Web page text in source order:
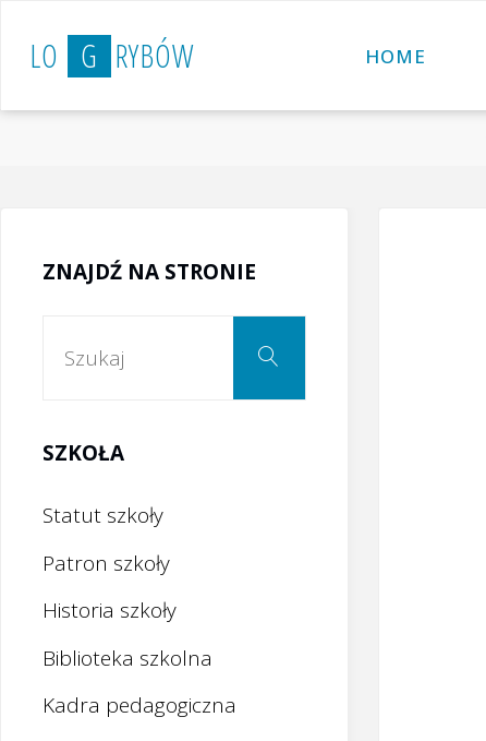
LO G RYBÓW HOME
ZNAJDŹ NA STRONIE
Szukaj
SZKOŁA
Statut szkoły
Patron szkoły
Historia szkoły
Biblioteka szkolna
Kadra pedagogiczna